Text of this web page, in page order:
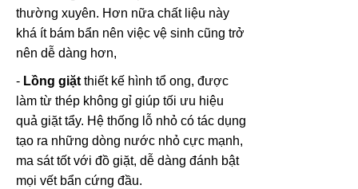
thường xuyên. Hơn nữa chất liệu này
khá ít bám bẩn nên việc vệ sinh cũng trở
nên dễ dàng hơn,
- Lồng giặt thiết kế hình tổ ong, được
làm từ thép không gỉ giúp tối ưu hiệu
quả giặt tẩy. Hệ thống lỗ nhỏ có tác dụng
tạo ra những dòng nước nhỏ cực mạnh,
ma sát tốt với đồ giặt, dễ dàng đánh bật
mọi vết bẩn cứng đầu.